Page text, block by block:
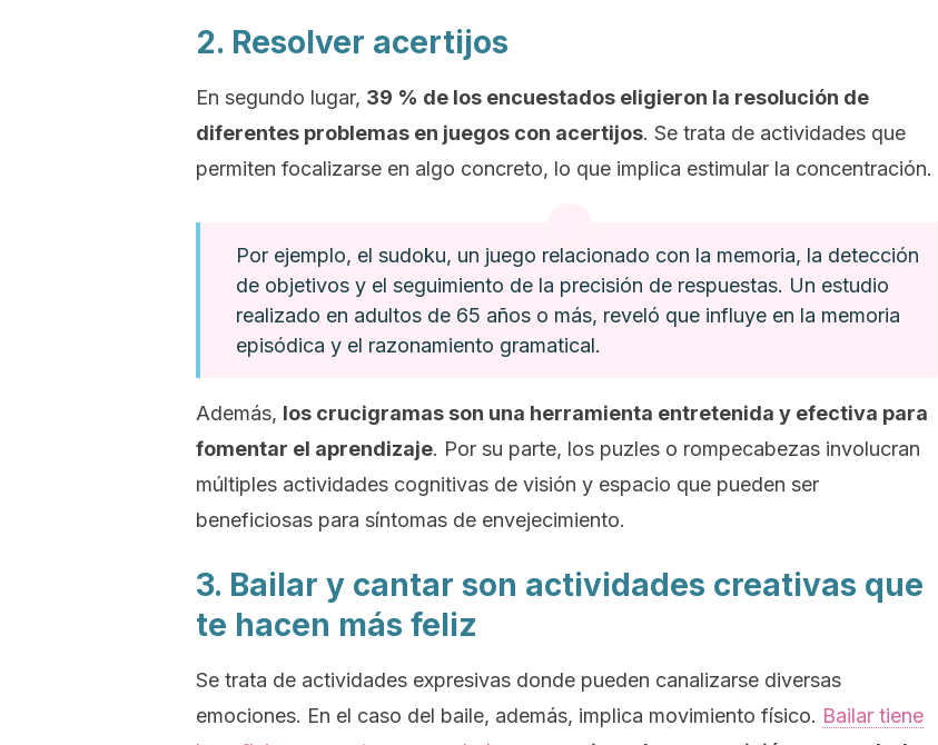
2. Resolver acertijos
En segundo lugar, 39 % de los encuestados eligieron la resolución de
diferentes problemas en juegos con acertijos. Se trata de actividades que
permiten focalizarse en algo concreto, lo que implica estimular la concentración.
Por ejemplo, el sudoku, un juego relacionado con la memoria, la detección
de objetivos y el seguimiento de la precisión de respuestas. Un estudio
realizado en adultos de 65 años o más, reveló que influye en la memoria
episódica y el razonamiento gramatical.
Además, los crucigramas son una herramienta entretenida y efectiva para
fomentar el aprendizaje. Por su parte, los puzles o rompecabezas involucran
múltiples actividades cognitivas de visión y espacio que pueden ser
beneficiosas para síntomas de envejecimiento.
3. Bailar y cantar son actividades creativas que
te hacen más feliz
Se trata de actividades expresivas donde pueden canalizarse diversas
emociones. En el caso del baile, además, implica movimiento físico. Bailar tiene